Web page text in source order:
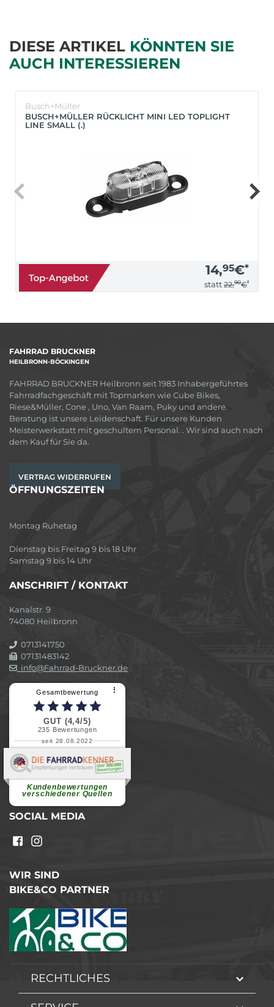
DIESE ARTIKEL KÖNNTEN SIE
AUCH INTERESSIEREN
Busch+Müller
BUSCH+MÜLLER RÜCKLICHT MINI LED TOPLIGHT
LINE SMALL (.)
14,95€*
statt 22,90€*
FAHRRAD BRUCKNER
HEILBRONN-BÖCKINGEN
FAHRRAD BRUCKNER Heilbronn seit 1983 Inhabergeführtes
Fahrradfachgeschäft mit Topmarken wie Cube Bikes,
Riese&Müller, Cone , Uno, Van Raam, Puky und andere.
Beratung ist unsere Leidenschaft. Für unsere Kunden
Meisterwerkstatt mit geschultem Personal. . Wir sind auch nach
dem Kauf für Sie da.
VERTRAG WIDERRUFEN
ÖFFNUNGSZEITEN
Montag Ruhetag
Dienstag bis Freitag 9 bis 18 Uhr
Samstag 9 bis 14 Uhr
ANSCHRIFT / KONTAKT
Kanalstr. 9
74080 Heilbronn
0713141750
07131483142
info@Fahrrad-Bruckner.de
Gesamtbewertung ⠇
GUT (4,4/5)
235 Bewertungen
seit 28.08.2022
Kundenbewertungen
verschiedener Quellen
Elvira B.
Superschnelle und freundliche
weiterlesen
SOCIAL MEDIA
WIR SIND
BIKE&CO PARTNER
RECHTLICHES